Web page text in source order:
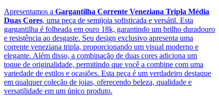
Apresentamos a Gargantilha Corrente Veneziana Tripla Média
Duas Cores, uma peça de semijoia sofisticada e versátil. Esta
gargantilha é folheada em ouro 18k, garantindo um brilho duradouro
e resistência ao desgaste. Seu design exclusivo apresenta uma
corrente veneziana tripla, proporcionando um visual moderno e
elegante. Além disso, a combinação de duas cores adiciona um
toque de originalidade, permitindo que você a combine com uma
variedade de estilos e ocasiões. Esta peça é um verdadeiro destaque
em qualquer coleção de joias, oferecendo beleza, qualidade e
versatilidade em um único produto.